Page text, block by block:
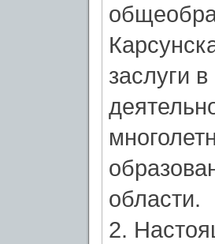
заслуги
области.
2.